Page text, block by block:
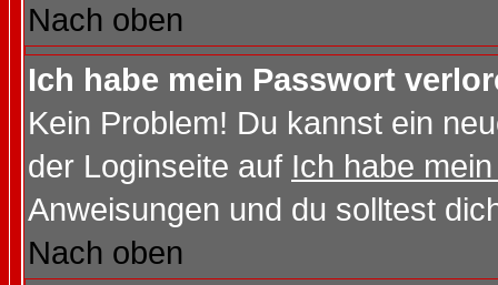
Nach oben
Ich habe mein Passwort
Kein Problem! Du kannst ein
der Loginseite auf Ich habe
Anweisungen und du solltest
Nach oben